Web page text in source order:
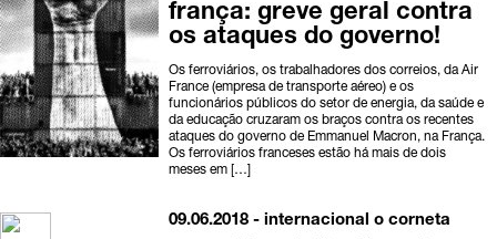
frança: greve geral contra
os ataques do governo!
Os ferroviários, os trabalhadores dos correios, da Air
France (empresa de transporte aéreo) e os
funcionários públicos do setor de energia, da saúde e
da educação cruzaram os braços contra os recentes
ataques do governo de Emmanuel Macron, na França.
Os ferroviários franceses estão há mais de dois
meses em […]
09.06.2018 -internacional o corneta